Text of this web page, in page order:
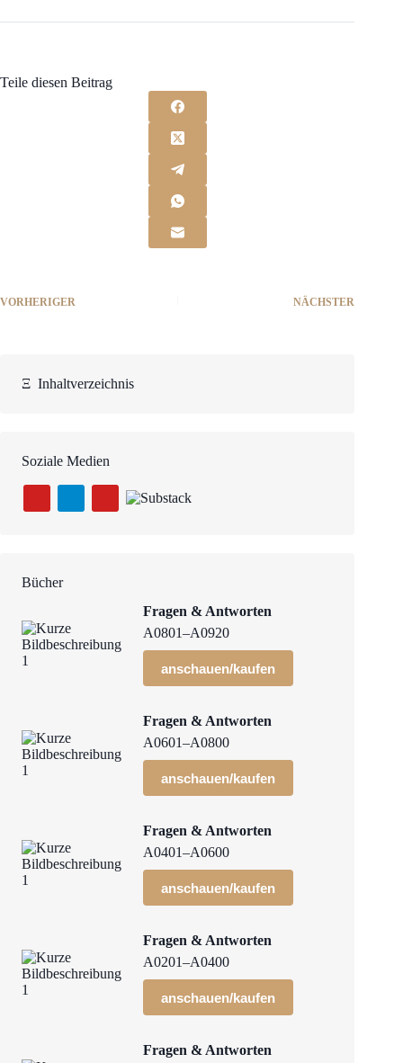
Teile diesen Beitrag
VORHERIGER NÄCHSTER
Ξ Inhaltverzeichnis
Soziale Medien
Bücher
Fragen & Antworten
A0801–A0920
anschauen/kaufen
Fragen & Antworten
A0601–A0800
anschauen/kaufen
Fragen & Antworten
A0401–A0600
anschauen/kaufen
Fragen & Antworten
A0201–A0400
anschauen/kaufen
Fragen & Antworten